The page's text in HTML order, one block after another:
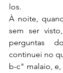
los.
À noite,
sem ser
perguntas
continuei no
b-c" malaio,